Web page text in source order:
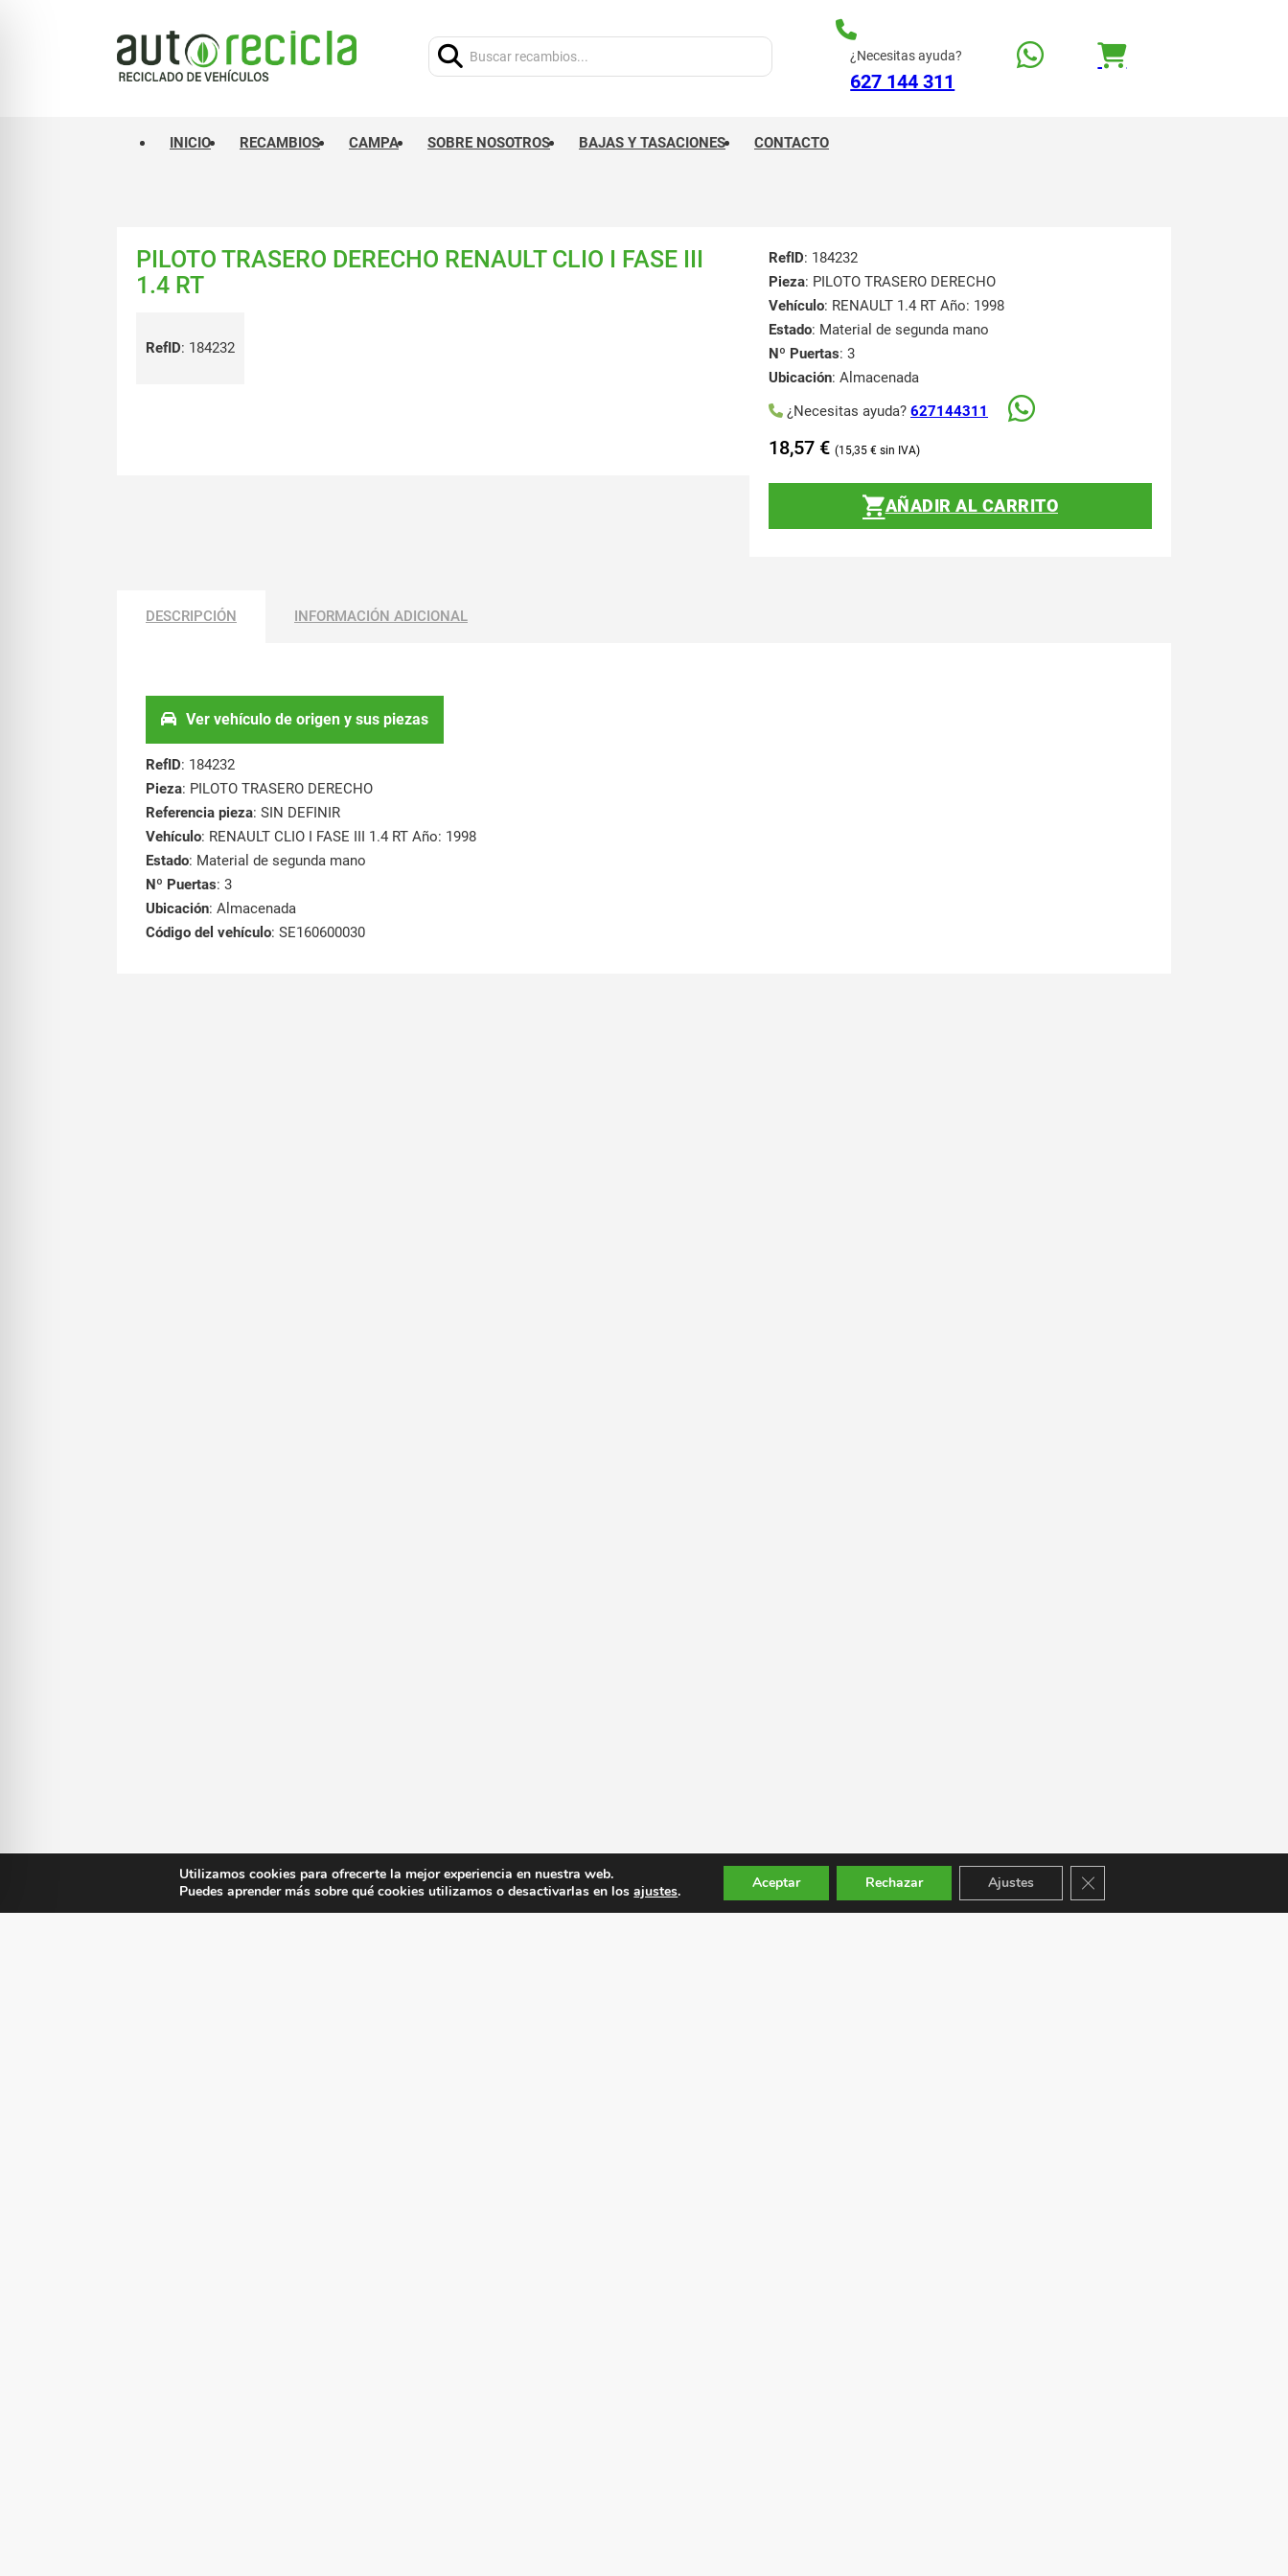
¿Necesitas ayuda?
627 144 311
INICIO RECAMBIOS CAMPA SOBRE NOSOTROS BAJAS Y TASACIONES CONTACTO
PILOTO TRASERO DERECHO RENAULT CLIO I FASE III
1.4 RT
RefID: 184232
RefID: 184232
Pieza: PILOTO TRASERO DERECHO
Vehículo: RENAULT 1.4 RT Año: 1998
Estado: Material de segunda mano
Nº Puertas: 3
Ubicación: Almacenada
¿Necesitas ayuda? 627144311
18,57 € 15,35 €
AÑADIR AL CARRITO
DESCRIPCIÓN INFORMACIÓN ADICIONAL
Ver vehículo de origen y sus piezas
RefID: 184232
Pieza: PILOTO TRASERO DERECHO
Referencia pieza: SIN DEFINIR
Vehículo: RENAULT CLIO I FASE III 1.4 RT Año: 1998
Estado: Material de segunda mano
Nº Puertas: 3
Ubicación: Almacenada
Código del vehículo: SE160600030
Utilizamos cookies para ofrecerte la mejor experiencia en nuestra web.
Puedes aprender más sobre qué cookies utilizamos o desactivarlas en losajustes. Aceptar Rechazar Ajustes Cerrar el banner de cookies RGPD